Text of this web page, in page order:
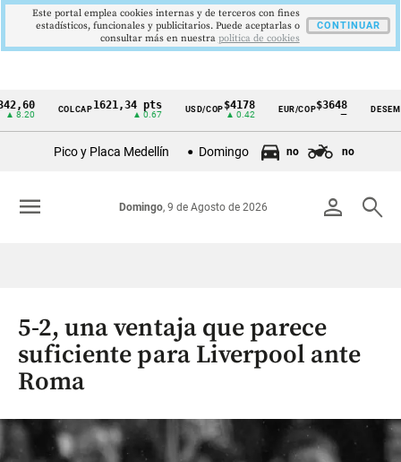
Cintillo
Colombia
COLCAP1621,34 pts USD/COP$4178
▲ 0.42
EUR/COP$3648 DESEMPLEO
Pico y Placa Medellín Domingo no no
person search
Domingo, 9 de Agosto de 2026
menu
5-2, una ventaja que parece
suficiente para Liverpool ante
Roma
Este portal emplea cookies internas y de terceros con fines
estadísticos, funcionales y publicitarios. Puede aceptarlas o
consultar más en nuestra politica de cookies
CONTINUAR